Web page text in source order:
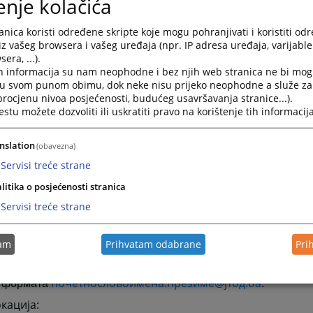
путем телефонске централе након чега ће вас
с овлаштеном особом или ће вам дати одговарајуће
е-маил адресе:
(електронски протокол)
(вршилац дужности главног тужиоца)
(протокол за пријаву корупције)
(протокол за пријаву родне
(протокол за притужбе на рад службеника)
и службенике могуће је директно контактирати путем
форматапочетнословоимена.презиме@јтбд.ба.
kolačića
koristi određene skripte koje mogu pohranjivati i koristiti
vašeg browsera i vašeg uređaja (npr. IP adresa uređaja,
...).
informacija su nam neophodne i bez njih web stranica ne bi
svom punom obimu, dok neke nisu prijeko neophodne a služe
nivoa posjećenosti, budućeg usavršavanja stranice...).
možete dozvoliti ili uskratiti pravo na korištenje tih
(obavezna)
Servisi treće strane
o posjećenosti stranica
Servisi treće strane
Prihvatam odabrane